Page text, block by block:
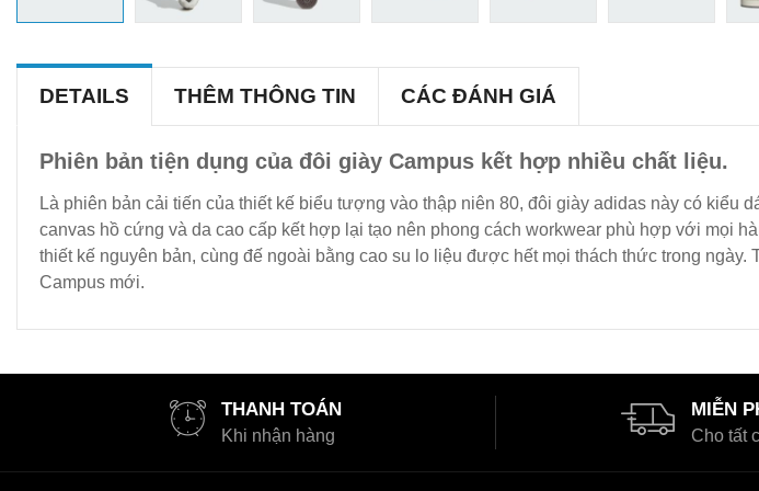
DETAILS THÊM THÔNG TIN CÁC ĐÁNH GIÁ
Phiên bản tiện dụng của đôi giày Campus kết hợp nhiều chất liệu.
Là phiên bản cải tiến của thiết kế biểu tượng vào thập niên 80, đôi giày adidas này có kiểu
canvas hồ cứng và da cao cấp kết hợp lại tạo nên phong cách workwear phù hợp với mọi
thiết kế nguyên bản, cùng đế ngoài bằng cao su lo liệu được hết mọi thách thức trong
Campus mới.
THANH TOÁN
Khi nhận hàng
MIỄN
Cho tất